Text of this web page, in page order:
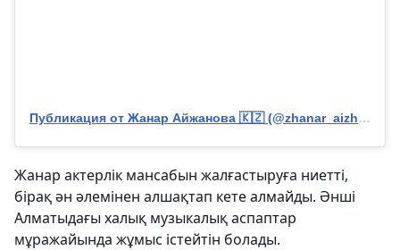
Публикация от Жанар Айжанова 🇰🇿 (@zhanar_aizhanova_fan)
Жанар актерлік мансабын жалғастыруға ниетті,
бірақ ән әлемінен алшақтап кете алмайды. Әнші
Алматыдағы халық музыкалық аспаптар
мұражайында жұмыс істейтін болады.